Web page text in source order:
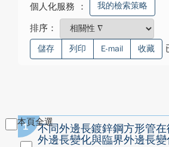
個人化服務 ： 我的檢索策略
排序：
儲存 列印 E-mail 收藏
本頁全選
1
不同外邊長鍍鋅鋼方形管
外邊長變化與臨界外邊長